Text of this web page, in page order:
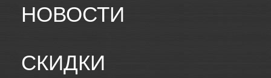
НОВОСТИ
СКИДКИ